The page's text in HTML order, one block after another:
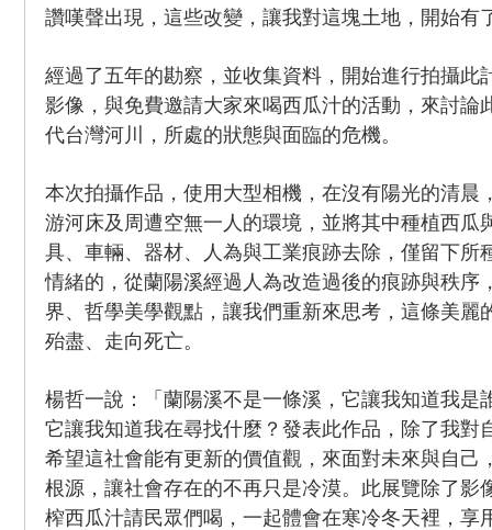
讚嘆聲出現，這些改變，讓我對這塊土地，開始有
經過了五年的勘察，並收集資料，開始進行拍攝此
影像，與免費邀請大家來喝西瓜汁的活動，來討論
代台灣河川，所處的狀態與面臨的危機。
本次拍攝作品，使用大型相機，在沒有陽光的清晨
游河床及周遭空無一人的環境，並將其中種植西瓜
具、車輛、器材、人為與工業痕跡去除，僅留下所
情緒的，從蘭陽溪經過人為改造過後的痕跡與秩序
界、哲學美學觀點，讓我們重新來思考，這條美麗
殆盡、走向死亡。
楊哲一說：「蘭陽溪不是一條溪，它讓我知道我是
它讓我知道我在尋找什麼？發表此作品，除了我對
希望這社會能有更新的價值觀，來面對未來與自己
根源，讓社會存在的不再只是冷漠。此展覽除了影
榨西瓜汁請民眾們喝，一起體會在寒冷冬天裡，享